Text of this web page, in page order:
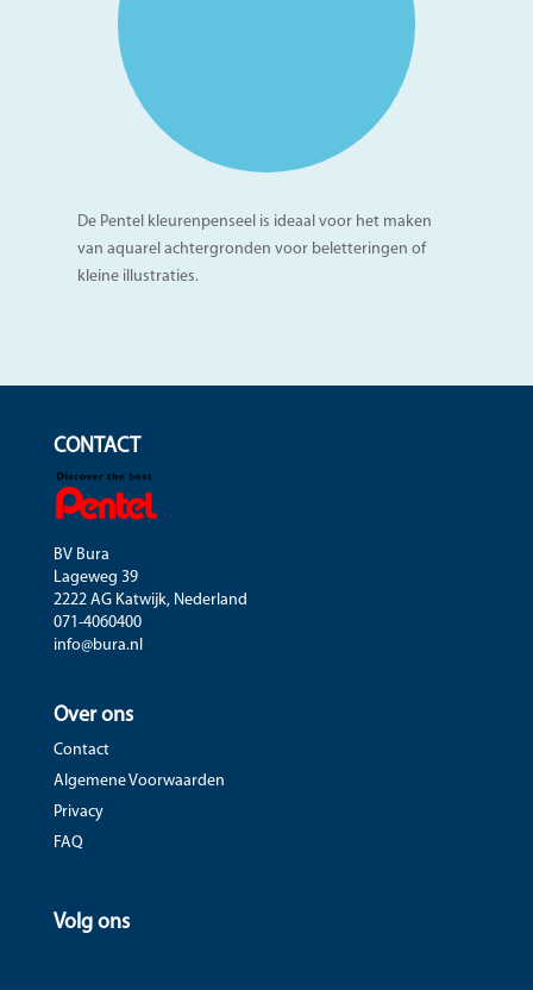
De Pentel kleurenpenseel is ideaal voor het maken
van aquarel achtergronden voor beletteringen of
kleine illustraties.
CONTACT
BV Bura
Lageweg 39
2222 AG Katwijk, Nederland
071-4060400
info@bura.nl
Over ons
Contact
Algemene Voorwaarden
Privacy
FAQ
Volg ons